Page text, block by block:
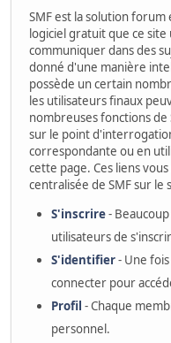
SMF est la solution
logiciel gratuit que ce
communiquer dans des
donné d'une manière
possède un certain
les utilisateurs finaux
nombreuses fonctions
sur le point
correspondante ou en
cette page. Ces liens
centralisée de SMF sur le
S'inscrire-
utilisateurs de
S'identifier- Une
connecter pour
Profil - Chaque
personnel.